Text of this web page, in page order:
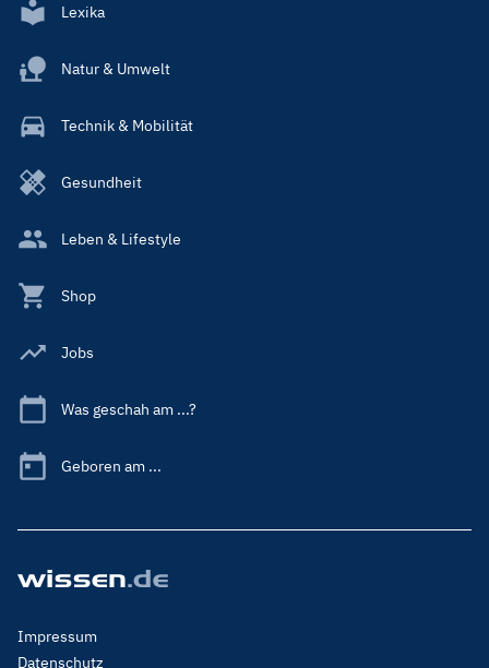
Lexika
Natur & Umwelt
Technik & Mobilität
Gesundheit
Leben & Lifestyle
Shop
Jobs
Was geschah am ...?
Geboren am ...
Footer
Menu
Impressum
Datenschutz